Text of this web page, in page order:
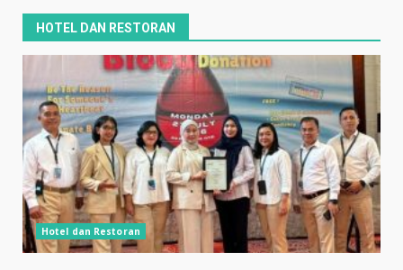
HOTEL DAN RESTORAN
Hotel dan Restoran